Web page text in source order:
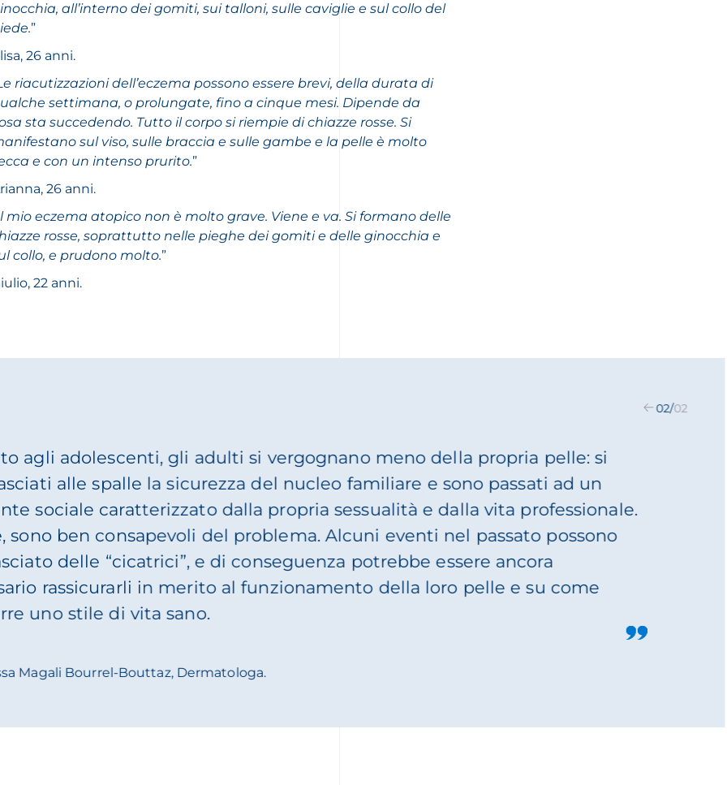
all’interno dei gomiti, sui talloni, sulle caviglie e sul collo del
”
26 anni.
riacutizzazioni dell’eczema possono essere brevi, della durata di
settimana, o prolungate, fino a cinque mesi. Dipende da
sta succedendo. Tutto il corpo si riempie di chiazze rosse. Si
sul viso, sulle braccia e sulle gambe e la pelle è molto
e con un intenso prurito.”
26 anni.
mio eczema atopico non è molto grave. Viene e va. Si formano delle
rosse, soprattutto nelle pieghe dei gomiti e delle ginocchia e
collo, e prudono molto.”
22 anni.
pelle atopica può manifestarsi a qualsiasi età. In genere, questa anomalia
è presente fin dall’infanzia, ma esiste un’enorme varietà nell’epigenetica.
caso dell’eczema atopico sono coinvolti circa 100 geni. Molto dipende dal
scatenante.
Dott.ssa Magali Bourrel-Bouttaz, Dermatologa.
02/02